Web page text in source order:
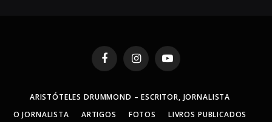
FacebookInstagramYouTube
ARISTÓTELES DRUMMOND – ESCRITOR, JORNALISTA
O JORNALISTA
ARTIGOS FOTOS LIVROS PUBLICADOS